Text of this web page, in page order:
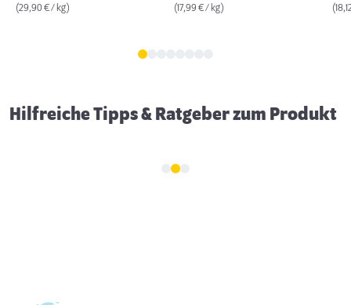
(29,90 € / kg) (17,99 € / kg)
Hilfreiche Tipps & Ratgeber zum Produkt